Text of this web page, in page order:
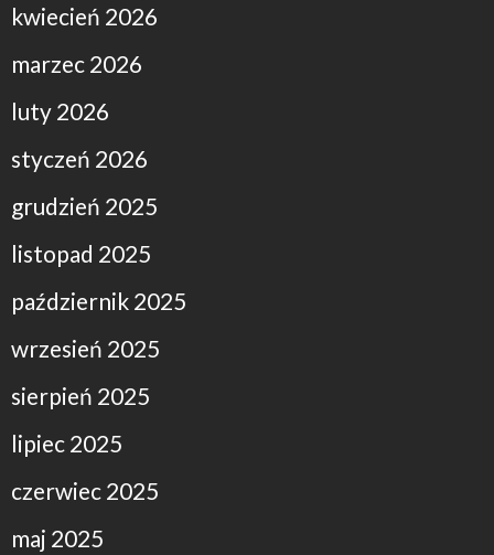
kwiecień 2026
marzec 2026
luty 2026
styczeń 2026
grudzień 2025
listopad 2025
październik 2025
wrzesień 2025
sierpień 2025
lipiec 2025
czerwiec 2025
maj 2025